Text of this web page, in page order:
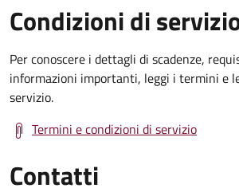
Condizioni di
Per conoscere i dettagli di scadenze,
informazioni importanti, leggi i termini e
servizio.
Termini e condizioni di servizio
Contatti